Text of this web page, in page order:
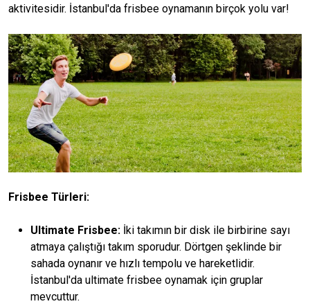
aktivitesidir. İstanbul'da frisbee oynamanın birçok yolu var!
Frisbee Türleri:
Ultimate Frisbee: İki takımın bir disk ile birbirine sayı
atmaya çalıştığı takım sporudur. Dörtgen şeklinde bir
sahada oynanır ve hızlı tempolu ve hareketlidir.
İstanbul'da ultimate frisbee oynamak için gruplar
mevcuttur.